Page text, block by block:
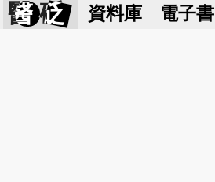
醫 砭 資料庫 電子書